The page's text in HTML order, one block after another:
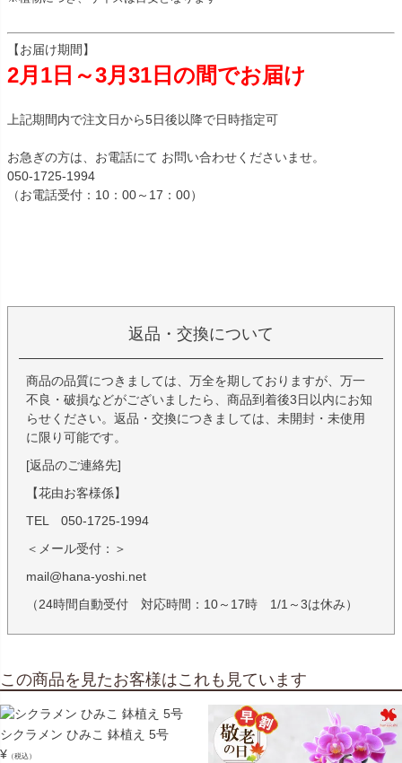
【お届け期間】
2月1日～3月31日の間でお届け
上記期間内で注文日から5日後以降で日時指定可
お急ぎの方は、お電話にて お問い合わせくださいませ。
050-1725-1994
（お電話受付：10：00～17：00）
返品・交換について
商品の品質につきましては、万全を期しておりますが、万一
不良・破損などがございましたら、商品到着後3日以内にお知
らせください。返品・交換につきましては、未開封・未使用
に限り可能です。
[返品のご連絡先]
【花由お客様係】
TEL 050-1725-1994
＜メール受付：＞
mail@hana-yoshi.net
（24時間自動受付 対応時間：10～17時 1/1～3は休み）
この商品を見たお客様はこれも見ています
シクラメン ひみこ 鉢植え 5号
¥ （税込）